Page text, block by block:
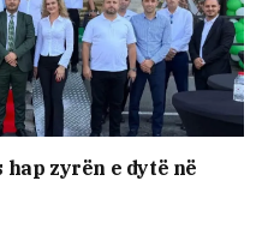
zyrën e dytë në